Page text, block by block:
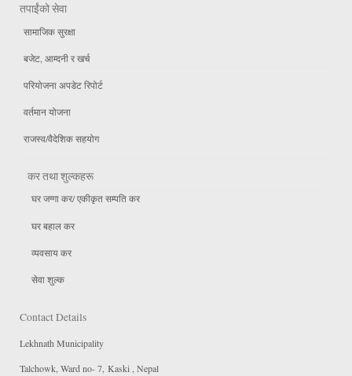
तपाईंको सेवा
सामाजिक सुरक्षा
बजेट, आम्दनी र खर्च
परियोजना अपडेट रिपोर्ट
वर्तमान योजना
राजस्व/वैदेशिक सहयोग
कर तथा शुल्कहरू
घर जग्गा कर/ एकीकृत सम्पति कर
घर बहाल कर
व्यवसाय कर
सेवा शुल्क
Contact Details
Lekhnath Municipality
Talchowk, Ward no- 7, Kaski , Nepal